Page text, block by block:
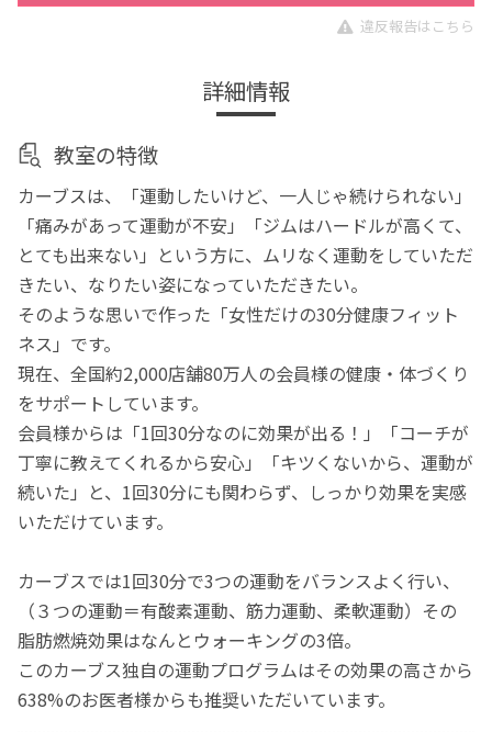
違反報告はこちら
詳細情報
教室の特徴
カーブスは、「運動したいけど、一人じゃ続けられない」
「痛みがあって運動が不安」「ジムはハードルが高くて、
とても出来ない」という方に、ムリなく運動をしていただ
きたい、なりたい姿になっていただきたい。
そのような思いで作った「女性だけの30分健康フィット
ネス」です。
現在、全国約2,000店舗80万人の会員様の健康・体づくり
をサポートしています。
会員様からは「1回30分なのに効果が出る！」「コーチが
丁寧に教えてくれるから安心」「キツくないから、運動が
続いた」と、1回30分にも関わらず、しっかり効果を実感
いただけています。
カーブスでは1回30分で3つの運動をバランスよく行い、
（３つの運動＝有酸素運動、筋力運動、柔軟運動）その
脂肪燃焼効果はなんとウォーキングの3倍。
このカーブス独自の運動プログラムはその効果の高さから
638%のお医者様からも推奨いただいています。